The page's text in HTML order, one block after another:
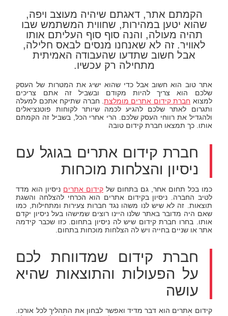
הקמתם אתר, דאגתם שיהיה מעוצב ויפה,
שהוא יטען במהירות, שחווית המשתמש שבו
תהיה מעולה, והנה סוף סוף העליתם אותו
לאוויר. זה לא שאנחנו מנסים לבאס חלילה,
אבל חשוב שתדעו שהעבודה האמיתית
מתחילה רק עכשיו.
אתר טוב הוא חשוב אבל כדי שהוא ישיג את המטרות של העסק
שלכם הוא צריך להיות מקודם ובשביל זה אתם צריכים
למצוא חברת קידום אתרים מומלצת . חברה שתיקח אתכם למעלה
ותגרום לאתר שלכם להגיע לכמה שיותר לקוחות פוטנציאלים
ולהגדיל את רווחי העסק שלכם. הרי אחרי הכל, בשביל זה הקמתם
אותו. כך תמצאו חברת קידום טובה
חברת קידום אתרים בגוגל עם
ניסיון והצלחות מוכחות
כמו בכל תחום אחר, גם בתחום של קידום אתרים ניסיון הוא מדד
לטיב החברה. ניסיון בקידום אתרים הוא הכרחי להצלחה והשגת
תוצאות. זה לא שיש לנו משהו נגד חברות צעירות ומתחילות, כמו
שאם היה מדובר באתר שלנו היינו רוצים שמישהו בעל ניסיון יקדם
אותו. בחרו חברת קידום שיש לה ניסיון בתחום. כזו שכבר קידמה
אתר או שניים בחייה ויש לה הצלחות מוכחות בתחום.
חברת קידום שמדווחת לכם
על הפעולות והתוצאות שהיא
עושה
קידום אתרים הוא דבר מדיד ואפשר לבחון את התהליך לכל אורכו.